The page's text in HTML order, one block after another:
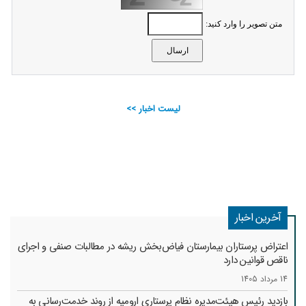
متن تصویر را وارد کنید:
لیست اخبار >>
آخرین اخبار
اعتراض پرستاران بیمارستان فیاض‌بخش ریشه در مطالبات صنفی و اجرای
ناقص قوانین دارد
14 مرداد 1405
بازدید رئیس هیئت‌مدیره نظام پرستاری ارومیه از روند خدمت‌رسانی به